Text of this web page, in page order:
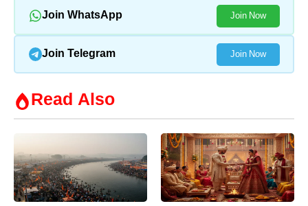
Join WhatsApp Join Now
Join Telegram Join Now
Read Also